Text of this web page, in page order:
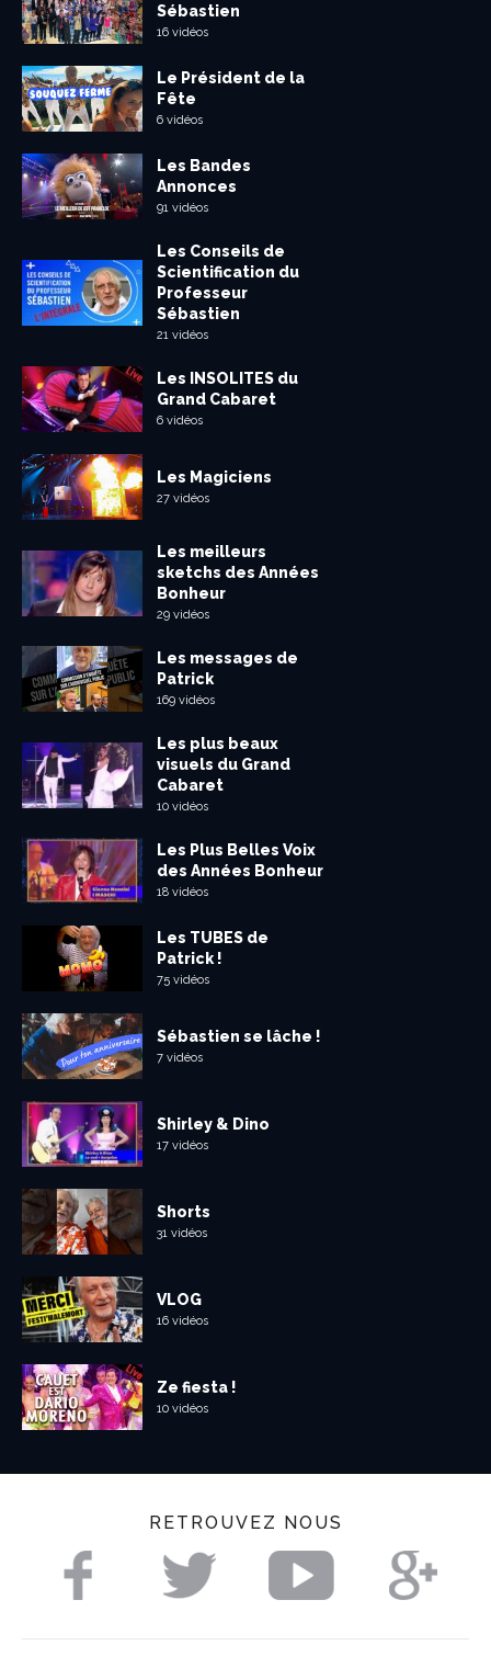
Sébastien
16 vidéos
Le Président de la
Fête
6 vidéos
Les Bandes
Annonces
91 vidéos
Les Conseils de
Scientification du
Professeur
Sébastien
21 vidéos
Les INSOLITES du
Grand Cabaret
6 vidéos
Les Magiciens
27 vidéos
Les meilleurs
sketchs des Années
Bonheur
29 vidéos
Les messages de
Patrick
169 vidéos
Les plus beaux
visuels du Grand
Cabaret
10 vidéos
Les Plus Belles Voix
des Années Bonheur
18 vidéos
Les TUBES de
Patrick !
75 vidéos
Sébastien se lâche !
7 vidéos
Shirley & Dino
17 vidéos
Shorts
31 vidéos
VLOG
16 vidéos
Ze fiesta !
10 vidéos
RETROUVEZ NOUS